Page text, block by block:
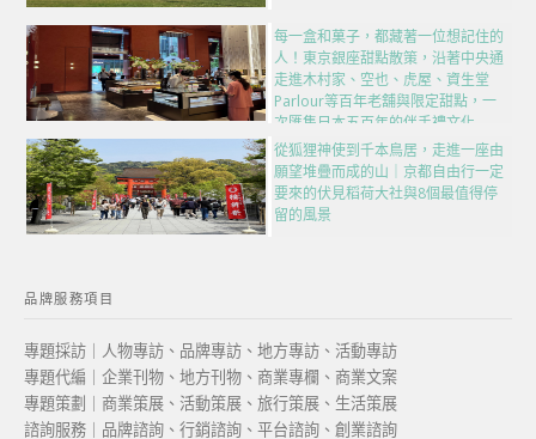
每一盒和菓子，都藏著一位想記住的
人！東京銀座甜點散策，沿著中央通
走進木村家、空也、虎屋、資生堂
Parlour等百年老舖與限定甜點，一
次匯集日本五百年的伴手禮文化
從狐狸神使到千本鳥居，走進一座由
願望堆疊而成的山｜京都自由行一定
要來的伏見稻荷大社與8個最值得停
留的風景
品牌服務項目
專題採訪｜人物專訪、品牌專訪、地方專訪、活動專訪
專題代編｜企業刊物、地方刊物、商業專欄、商業文案
專題策劃｜商業策展、活動策展、旅行策展、生活策展
諮詢服務｜品牌諮詢、行銷諮詢、平台諮詢、創業諮詢